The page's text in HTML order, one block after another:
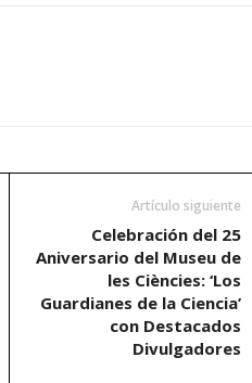
Artículo siguiente
Celebración del 25
Aniversario del Museu de
les Ciències: ‘Los
Guardianes de la Ciencia’
con Destacados
Divulgadores